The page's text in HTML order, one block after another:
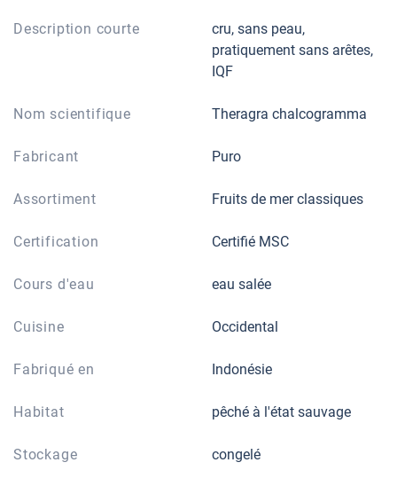
Description courte
cru, sans peau,
pratiquement sans arêtes,
IQF
Nom scientifique Theragra chalcogramma
Fabricant Puro
Assortiment Fruits de mer classiques
Certification Certifié MSC
Cours d'eau eau salée
Cuisine Occidental
Fabriqué en Indonésie
Habitat pêché à l'état sauvage
Stockage congelé